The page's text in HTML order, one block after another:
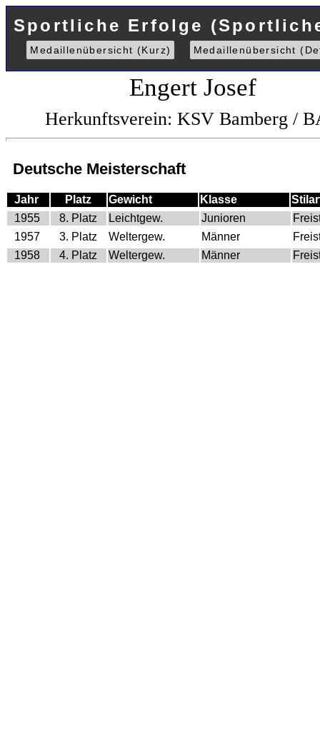
Sportliche Erfolge
Medaillenübersicht (Kurz) Medaillenübersicht
Engert Josef
Herkunftsverein: KSV Bamberg /
Deutsche Meisterschaft
Jahr Platz Gewicht Klasse
1955
8. Platz Leichtgew. Junioren
1957
3. Platz Weltergew. Männer
1958
4. Platz Weltergew. Männer